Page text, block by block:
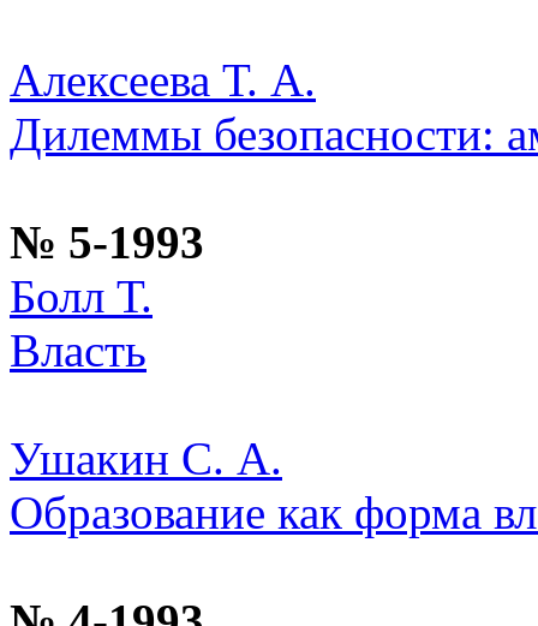
Алексеева Т. А.
Дилеммы безопасности:
№ 5-1993
Болл Т.
Власть
Ушакин С. А.
Образование как форма